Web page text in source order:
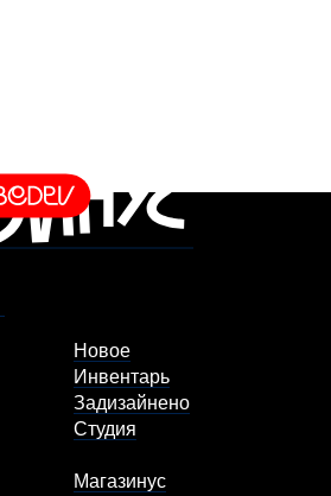
Новое
Инвентарь
Задизайнено
Студия
Магазинус